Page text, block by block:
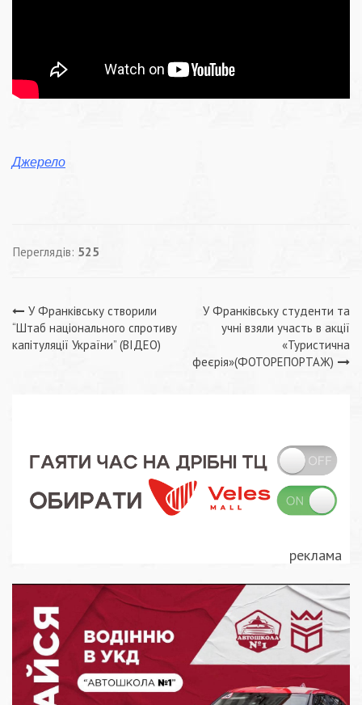
Джерело
Переглядів: 525
Навігація
записів
У Франківську створили
“Штаб національного спротиву
капітуляції України” (ВІДЕО)
У Франківську студенти та
учні взяли участь в акції
«Туристична
феєрія»(ФОТОРЕПОРТАЖ)